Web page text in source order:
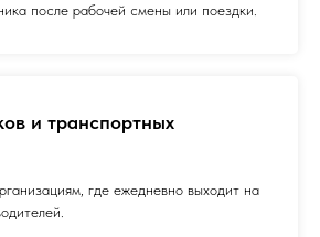
после рабочей смены или поездки.
и транспортных
где ежедневно выходит на